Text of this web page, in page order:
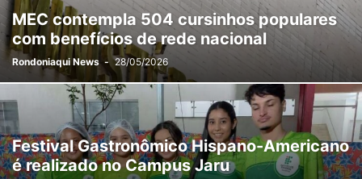
FÓRMULA 1 GERAÇÃO EMPREGO GINÁSTICA GUIA COMERCIAL
HOSPITAL SANTA MARCELINA DE PORTO VELHO INTERNACIONAL
JUSTIÇA LÚCIO ALBUQUERQUE MEGA SENA NATAÇÃO NETFLIX
OUTRAS POLICIA
RONDÔNIA RURAL SHOW 2026 SEGURANÇA SURF TECNOLOGIA
WHATSAPP
MEC contempla 504 cursinhos populares
com benefícios de rede nacional
Rondoniaqui News - 28/05/2026
Festival Gastronômico Hispano-Americano
é realizado no Campus Jaru